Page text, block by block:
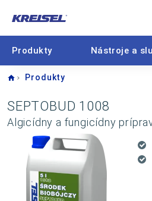
Produkty Nástroje a
Home
Produkty
SEPTOBUD 1008
Algicídny a fungicídny